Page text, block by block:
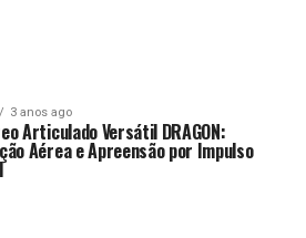
3 anos ago
Articulado Versátil DRAGON:
Aérea e Apreensão por Impulso